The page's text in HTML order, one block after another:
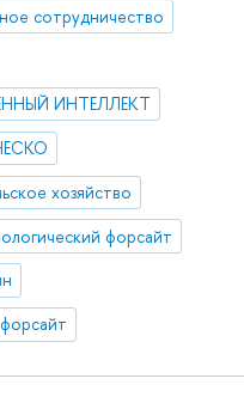
сотрудничество
ИНТЕЛЛЕКТ
хозяйство
форсайт